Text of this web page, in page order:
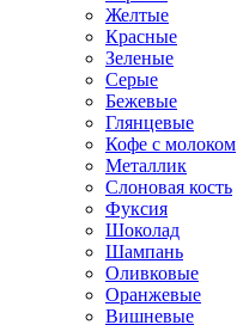
Желтые
Красные
Зеленые
Серые
Бежевые
Глянцевые
Кофе с молоком
Металлик
Слоновая кость
Фуксия
Шоколад
Шампань
Оливковые
Оранжевые
Вишневые